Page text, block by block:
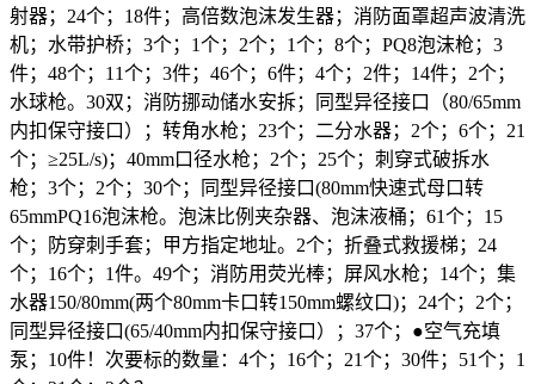
射器；24个；18件；高倍数泡沫发生器；消防面罩超声波清洗
机；水带护桥；3个；1个；2个；1个；8个；PQ8泡沫枪；3
件；48个；11个；3件；46个；6件；4个；2件；14件；2个；
水球枪。30双；消防挪动储水安拆；同型异径接口（80/65mm
内扣保守接口）；转角水枪；23个；二分水器；2个；6个；21
个；≥25L/s)；40mm口径水枪；2个；25个；刺穿式破拆水
枪；3个；2个；30个；同型异径接口(80mm快速式母口转
65mmPQ16泡沫枪。泡沫比例夹杂器、泡沫液桶；61个；15
个；防穿刺手套；甲方指定地址。2个；折叠式救援梯；24
个；16个；1件。49个；消防用荧光棒；屏风水枪；14个；集
水器150/80mm(两个80mm卡口转150mm螺纹口)；24个；2个；
同型异径接口(65/40mm内扣保守接口）；37个；●空气充填
泵；10件！次要标的数量：4个；16个；21个；30件；51个；1